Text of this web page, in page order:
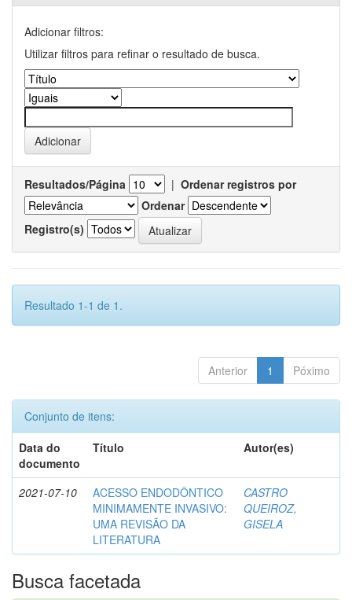
Adicionar filtros:
Utilizar filtros para refinar o resultado de busca.
Resultados/Página | Ordenar registros por
Ordenar
Registro(s)
Resultado 1-1 de 1.
Anterior 1 Póximo
Conjunto de itens:
Data do
documento
Título Autor(es)
2021-07-10
ACESSO ENDODÔNTICO
MINIMAMENTE INVASIVO:
UMA REVISÃO DA
LITERATURA
CASTRO
QUEIROZ,
GISELA
Busca facetada